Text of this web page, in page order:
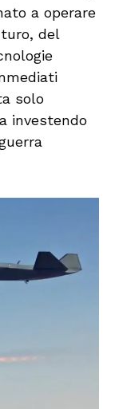
a operare
del
solo
investendo